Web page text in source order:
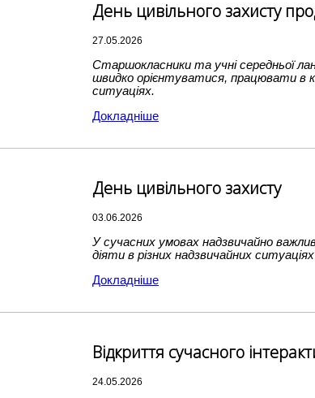
День цивільного захисту
27.05.2026
Старшокласники та учні середньої
швидко орієнтуватися, працювати в
ситуаціях.
Докладніше
День цивільного захисту
03.06.2026
У сучасних умовах надзвичайно
діяти в різних надзвичайних ситуаціях
Докладніше
Відкриття сучасного
24.05.2026